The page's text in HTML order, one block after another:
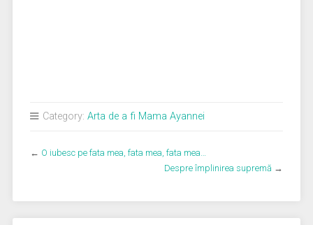
Category: Arta de a fi Mama Ayannei
← O iubesc pe fata mea, fata mea, fata mea…
Despre împlinirea supremă →